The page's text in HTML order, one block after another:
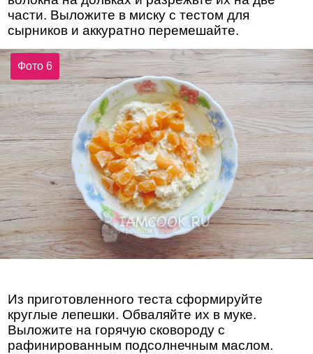
части. Выложите в миску с тестом для
сырников и аккуратно перемешайте.
Фото 6
Из приготовленного теста сформируйте
круглые лепешки. Обваляйте их в муке.
Выложите на горячую сковороду с
рафинированным подсолнечным маслом.